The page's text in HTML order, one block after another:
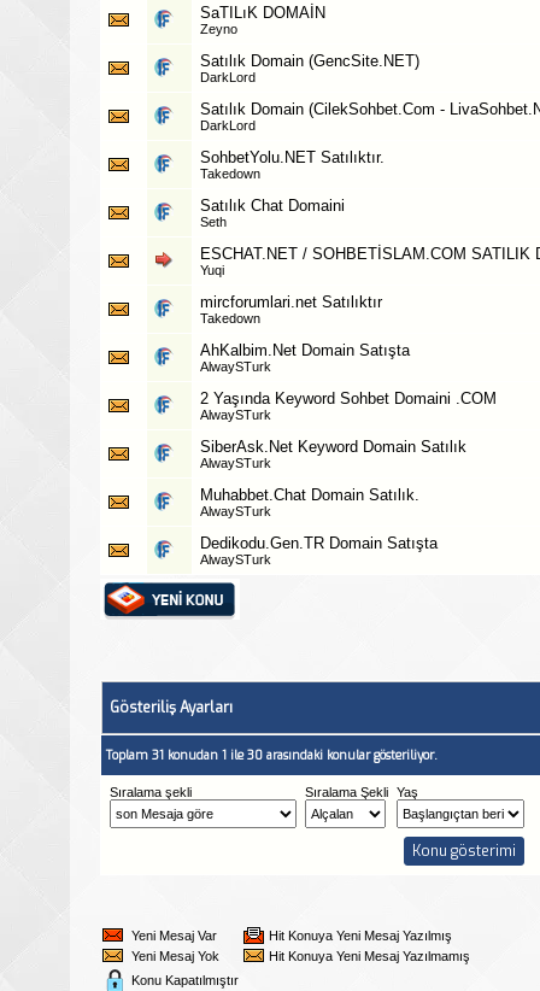
SaTILıK DOMAİN
Zeyno
Satılık Domain (GencSite.NET)
DarkLord
Satılık Domain (CilekSohbet.Com -
DarkLord
SohbetYolu.NET Satılıktır.
Takedown
Satılık Chat Domaini
Seth
ESCHAT.NET / SOHBETİSLAM.COM SATILIK
Yuqi
mircforumlari.net Satılıktır
Takedown
AhKalbim.Net Domain Satışta
AlwaySTurk
2 Yaşında Keyword Sohbet Domaini .COM
AlwaySTurk
SiberAsk.Net Keyword Domain Satılık
AlwaySTurk
Muhabbet.Chat Domain Satılık.
AlwaySTurk
Dedikodu.Gen.TR Domain Satışta
AlwaySTurk
Gösteriliş Ayarları
Toplam 31 konudan 1 ile 30 arasındaki konular gösteriliyor.
Sıralama şekli Sıralama Şekli Yaş
Yeni Mesaj Var
Hit Konuya Yeni Mesaj Yazılmış
Yeni Mesaj Yok
Hit Konuya Yeni Mesaj Yazılmamış
Konu Kapatılmıştır